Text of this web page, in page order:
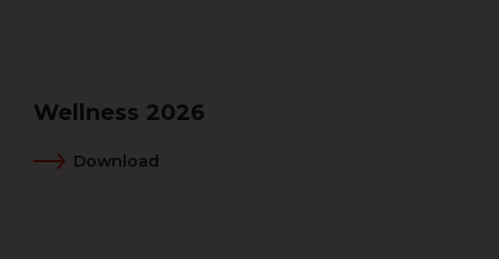
Wellness 2026
Download